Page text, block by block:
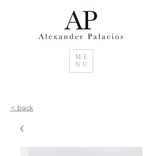
ME
NU
< back